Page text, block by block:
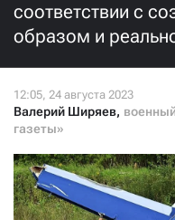
соответствии с
образом и
Валерий Ширяев,
газеты»
500
Нажимая кнопку «Стать
СТАТЬ